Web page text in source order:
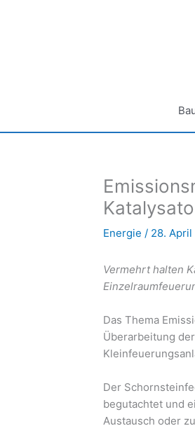
Energie / 28. April
Vermehrt halten
Das Thema
Überarbeitung
Der
begutachtet und
Austausch oder